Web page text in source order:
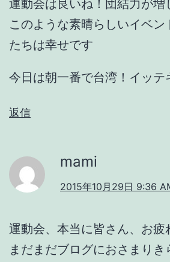
運動会は良いね！団結力が増
このような素晴らしいイベン
たちは幸せです
今日は朝一番で台湾！イッテ
返信
mami
2015年10月29日 9:36
運動会、本当に皆さん、お疲
まだまだブログにおさまりき